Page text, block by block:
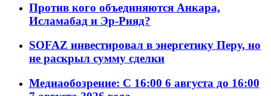
Против кого объединяются Анкара,
Исламабад и Эр-Рияд?
SOFAZ инвестировал в энергетику Перу, но
не раскрыл сумму сделки
Медиаобозрение: С 16:00 6 августа до 16:00